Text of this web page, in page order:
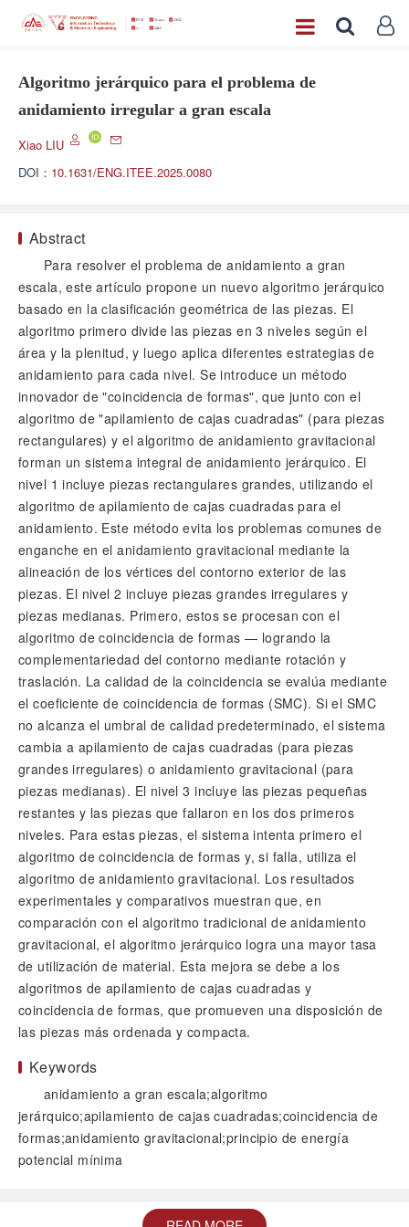
Algoritmo jerárquico para el problema de
anidamiento irregular a gran escala
Xiao LIU
DOI： 10.1631/ENG.ITEE.2025.0080
Abstract
Para resolver el problema de anidamiento a gran
escala, este artículo propone un nuevo algoritmo jerárquico
basado en la clasificación geométrica de las piezas. El
algoritmo primero divide las piezas en 3 niveles según el
área y la plenitud, y luego aplica diferentes estrategias de
anidamiento para cada nivel. Se introduce un método
innovador de "coincidencia de formas", que junto con el
algoritmo de "apilamiento de cajas cuadradas" (para piezas
rectangulares) y el algoritmo de anidamiento gravitacional
forman un sistema integral de anidamiento jerárquico. El
nivel 1 incluye piezas rectangulares grandes, utilizando el
algoritmo de apilamiento de cajas cuadradas para el
anidamiento. Este método evita los problemas comunes de
enganche en el anidamiento gravitacional mediante la
alineación de los vértices del contorno exterior de las
piezas. El nivel 2 incluye piezas grandes irregulares y
piezas medianas. Primero, estos se procesan con el
algoritmo de coincidencia de formas — logrando la
complementariedad del contorno mediante rotación y
traslación. La calidad de la coincidencia se evalúa mediante
el coeficiente de coincidencia de formas (SMC). Si el SMC
no alcanza el umbral de calidad predeterminado, el sistema
cambia a apilamiento de cajas cuadradas (para piezas
grandes irregulares) o anidamiento gravitacional (para
piezas medianas). El nivel 3 incluye las piezas pequeñas
restantes y las piezas que fallaron en los dos primeros
niveles. Para estas piezas, el sistema intenta primero el
algoritmo de coincidencia de formas y, si falla, utiliza el
algoritmo de anidamiento gravitacional. Los resultados
experimentales y comparativos muestran que, en
comparación con el algoritmo tradicional de anidamiento
gravitacional, el algoritmo jerárquico logra una mayor tasa
de utilización de material. Esta mejora se debe a los
algoritmos de apilamiento de cajas cuadradas y
coincidencia de formas, que promueven una disposición de
las piezas más ordenada y compacta.
Keywords
anidamiento a gran escala;algoritmo
jerárquico;apilamiento de cajas cuadradas;coincidencia de
formas;anidamiento gravitacional;principio de energía
potencial mínima